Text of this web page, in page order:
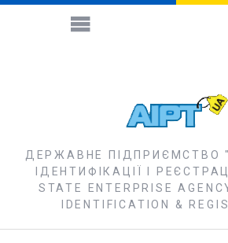
ДЕРЖАВНЕ ПІДПРИЄМСТВО
ІДЕНТИФІКАЦІЇ І
STATE ENTERPRISE
IDENTIFICATION &